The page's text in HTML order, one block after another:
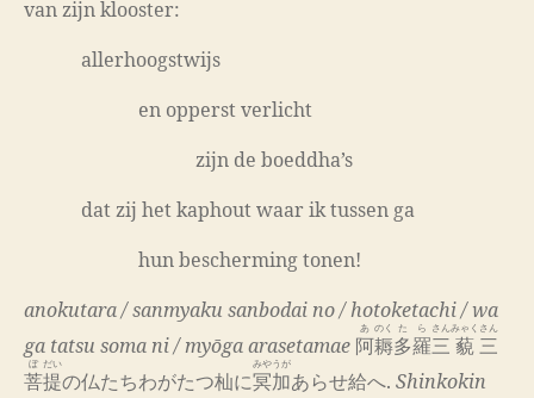
van zijn klooster:
allerhoogstwijs
en opperst verlicht
zijn de boeddha’s
dat zij het kaphout waar ik tussen ga
hun bescherming tonen!
anokutara / sanmyaku sanbodai no / hotoketachi / wa
ga tatsu soma ni / myōga arasetamae 阿
あ
耨
のく
多
た
羅
ら
三
さん
藐
みゃく
三
さん
菩
ぼ
提
だい
の仏たちわがたつ杣に冥加
みやうが
あらせ給へ. Shinkokin